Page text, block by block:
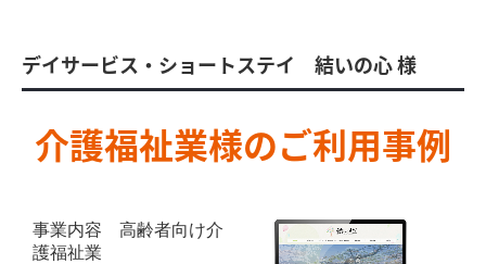
デイサービス・ショートステイ 結いの心 様
介護福祉業様のご利用事例
事業内容 高齢者向け介
護福祉業